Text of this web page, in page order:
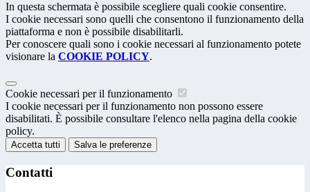
In questa schermata è possibile scegliere quali cookie consentire.
I cookie necessari sono quelli che consentono il funzionamento della
piattaforma e non è possibile disabilitarli.
Per conoscere quali sono i cookie necessari al funzionamento potete
visionare la COOKIE POLICY.
Cookie necessari per il funzionamento
I cookie necessari per il funzionamento non possono essere
disabilitati. È possibile consultare l'elenco nella pagina della cookie
policy.
Accetta tutti Salva le preferenze
Contatti